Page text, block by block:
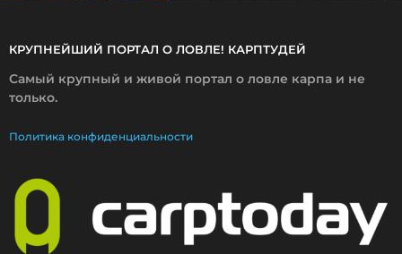
КРУПНЕЙШИЙ ПОРТАЛ О ЛОВЛЕ! КАРПТУДЕЙ
Самый крупный и живой портал о ловле карпа и не
только.
Политика конфиденциальности